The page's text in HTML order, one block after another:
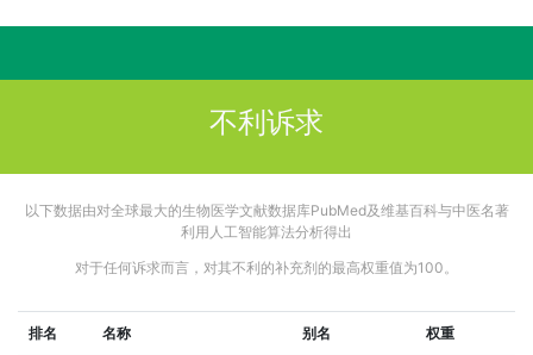
不利诉求
以下数据由对全球最大的生物医学文献数据库PubMed及维基百科与中医名著
利用人工智能算法分析得出
对于任何诉求而言，对其不利的补充剂的最高权重值为100。
排名 名称 别名 权重